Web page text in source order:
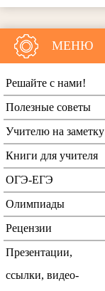
МЕНЮ
Решайте с нами!
Полезные советы
Учителю на заметку
Книги для учителя
ОГЭ-ЕГЭ
Олимпиады
Рецензии
Презентации,
ссылки, видео-